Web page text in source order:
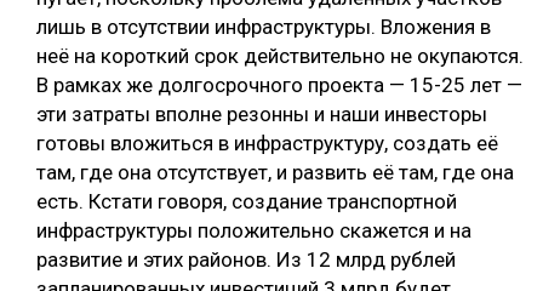
лишь в отсутствии инфраструктуры. Вложения в
неё на короткий срок действительно не окупаются.
В рамках же долгосрочного проекта — 15-25 лет —
эти затраты вполне резонны и наши инвесторы
готовы вложиться в инфраструктуру, создать её
там, где она отсутствует, и развить её там, где она
есть. Кстати говоря, создание транспортной
инфраструктуры положительно скажется и на
развитие и этих районов. Из 12 млрд рублей